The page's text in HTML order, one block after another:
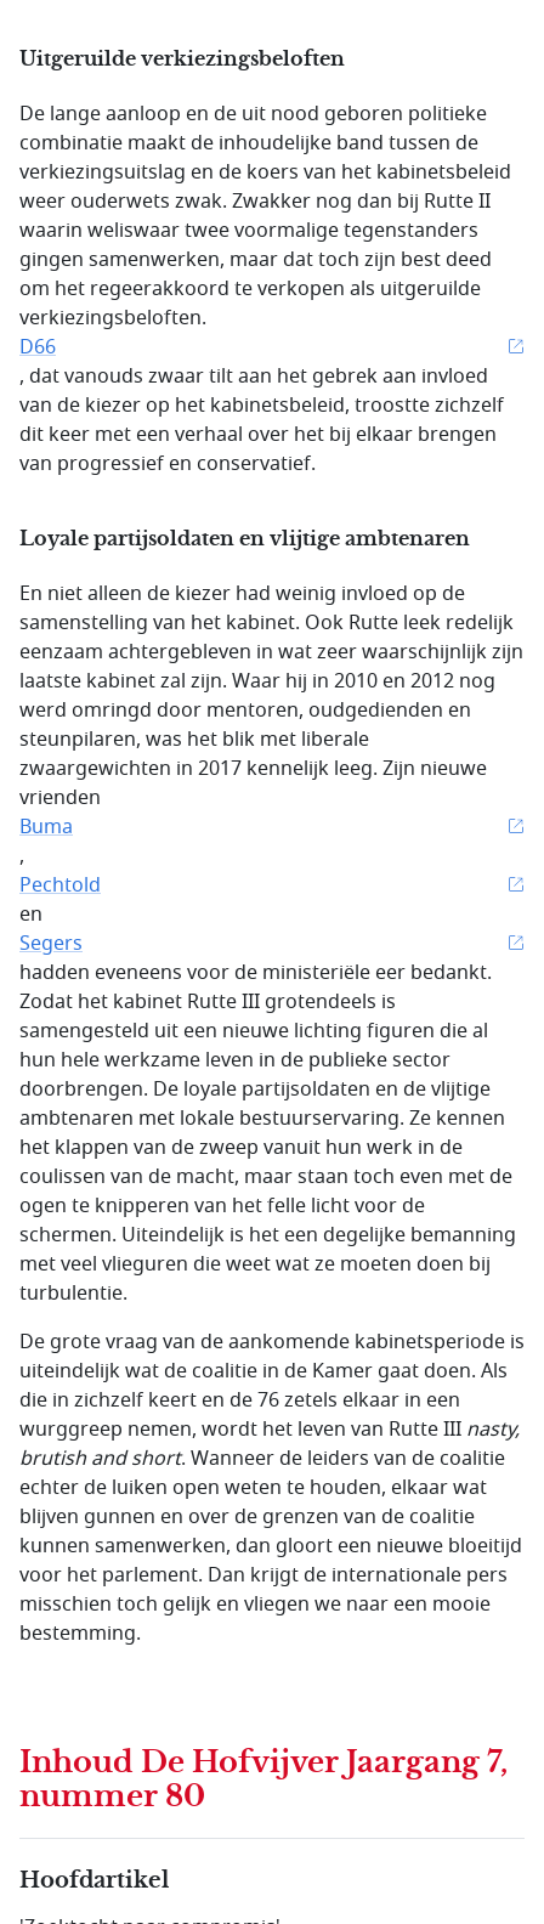
Uitgeruilde verkiezingsbeloften
De lange aanloop en de uit nood geboren politieke
combinatie maakt de inhoudelijke band tussen de
verkiezingsuitslag en de koers van het kabinetsbeleid
weer ouderwets zwak. Zwakker nog dan bij Rutte II
waarin weliswaar twee voormalige tegenstanders
gingen samenwerken, maar dat toch zijn best deed
om het regeerakkoord te verkopen als uitgeruilde
verkiezingsbeloften.
D66
, dat vanouds zwaar tilt aan het gebrek aan invloed
van de kiezer op het kabinetsbeleid, troostte zichzelf
dit keer met een verhaal over het bij elkaar brengen
van progressief en conservatief.
Loyale partijsoldaten en vlijtige ambtenaren
En niet alleen de kiezer had weinig invloed op de
samenstelling van het kabinet. Ook Rutte leek redelijk
eenzaam achtergebleven in wat zeer waarschijnlijk zijn
laatste kabinet zal zijn. Waar hij in 2010 en 2012 nog
werd omringd door mentoren, oudgedienden en
steunpilaren, was het blik met liberale
zwaargewichten in 2017 kennelijk leeg. Zijn nieuwe
vrienden
Buma
,
Pechtold
en
Segers
hadden eveneens voor de ministeriële eer bedankt.
Zodat het kabinet Rutte III grotendeels is
samengesteld uit een nieuwe lichting figuren die al
hun hele werkzame leven in de publieke sector
doorbrengen. De loyale partijsoldaten en de vlijtige
ambtenaren met lokale bestuurservaring. Ze kennen
het klappen van de zweep vanuit hun werk in de
coulissen van de macht, maar staan toch even met de
ogen te knipperen van het felle licht voor de
schermen. Uiteindelijk is het een degelijke bemanning
met veel vlieguren die weet wat ze moeten doen bij
turbulentie.
De grote vraag van de aankomende kabinetsperiode is
uiteindelijk wat de coalitie in de Kamer gaat doen. Als
die in zichzelf keert en de 76 zetels elkaar in een
wurggreep nemen, wordt het leven van Rutte III nasty,
brutish and short. Wanneer de leiders van de coalitie
echter de luiken open weten te houden, elkaar wat
blijven gunnen en over de grenzen van de coalitie
kunnen samenwerken, dan gloort een nieuwe bloeitijd
voor het parlement. Dan krijgt de internationale pers
misschien toch gelijk en vliegen we naar een mooie
bestemming.
Inhoud De Hofvijver Jaargang 7,
nummer 80
Hoofdartikel